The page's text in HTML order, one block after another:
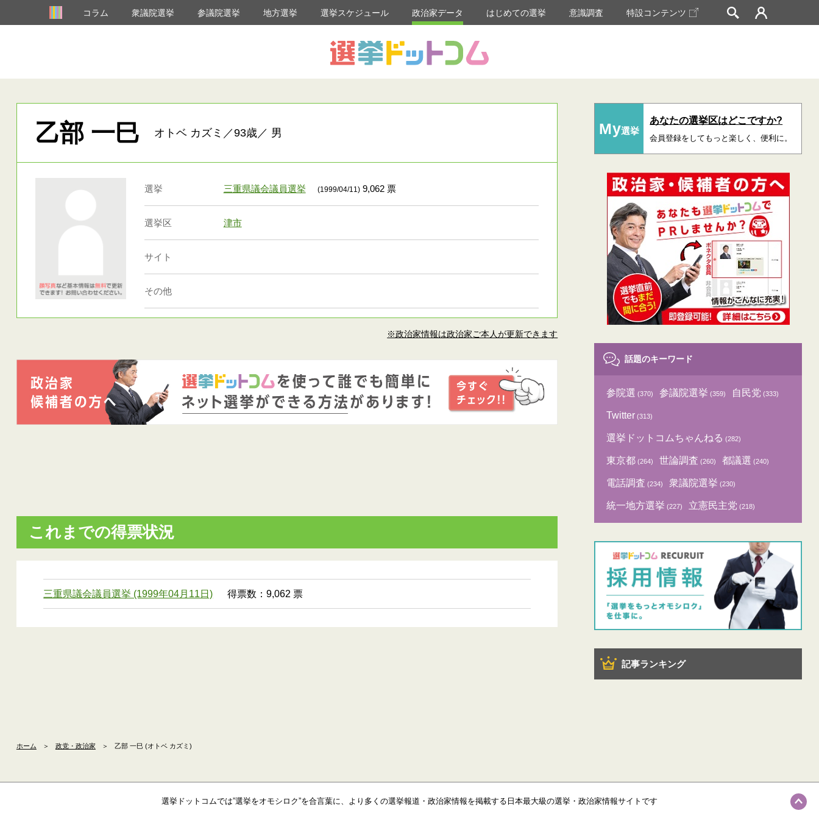
コラム 衆議院選挙 参議院選挙 地方選挙 選挙スケジュール 政治家データ はじめての選挙 意識調査 特設コンテンツ
乙部 一巳 オトベ カズミ／93歳／ 男
選挙 三重県議会議員選挙 (1999/04/11)9,062 票
選挙区 津市
サイト
その他
※政治家情報は政治家ご本人が更新できます
これまでの得票状況
三重県議会議員選挙 (1999年04月11日) 得票数：9,062 票
My選挙
あなたの選挙区はどこですか?
会員登録をしてもっと楽しく、便利に。
話題のキーワード
参院選 (370) 参議院選挙 (359) 自民党 (333)
Twitter (313)
選挙ドットコムちゃんねる (282)
東京都 (264) 世論調査 (260) 都議選 (240)
電話調査 (234) 衆議院選挙 (230)
統一地方選挙 (227) 立憲民主党 (218)
記事ランキング
ホーム ＞ 政党・政治家 ＞ 乙部 一巳 (オトベ カズミ)
選挙ドットコムでは”選挙をオモシロク”を合言葉に、より多くの選挙報道・政治家情報を掲載する日本最大級の選挙・政治家情報サイトです